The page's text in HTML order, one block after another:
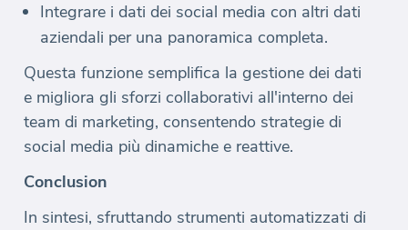
Integrare i dati dei social media con altri dati
aziendali per una panoramica completa.
Questa funzione semplifica la gestione dei dati
e migliora gli sforzi collaborativi all'interno dei
team di marketing, consentendo strategie di
social media più dinamiche e reattive.
Conclusion
In sintesi, sfruttando strumenti automatizzati di